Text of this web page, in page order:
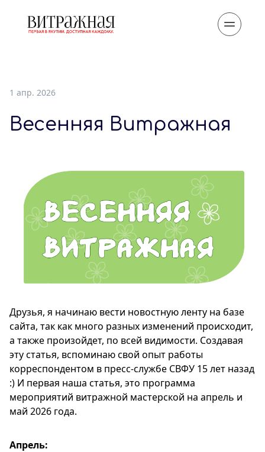
1 апр. 2026
Весенняя Витражная
Друзья, я начинаю вести новостную ленту на базе
сайта, так как много разных изменений происходит,
а также произойдет, по всей видимости. Создавая
эту статья, вспоминаю свой опыт работы
корреспондентом в пресс-службе СВФУ 15 лет назад
:) И первая наша статья, это программа
мероприятий витражной мастерской на апрель и
май 2026 года.
Апрель: